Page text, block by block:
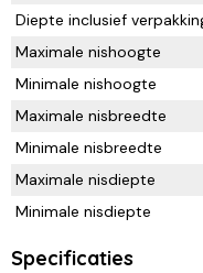
Diepte inclusief
Maximale nishoogte
Minimale nishoogte
Maximale nisbreedte
Minimale nisbreedte
Maximale nisdiepte
Minimale nisdiepte
Specificaties